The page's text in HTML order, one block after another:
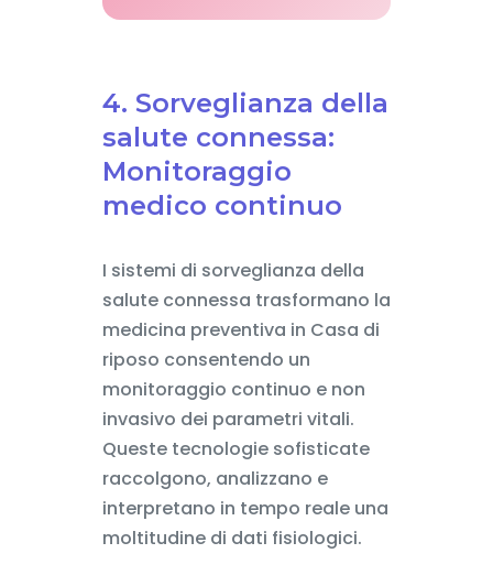
4. Sorveglianza della
salute connessa:
Monitoraggio
medico continuo
I sistemi di sorveglianza della
salute connessa trasformano la
medicina preventiva in Casa di
riposo consentendo un
monitoraggio continuo e non
invasivo dei parametri vitali.
Queste tecnologie sofisticate
raccolgono, analizzano e
interpretano in tempo reale una
moltitudine di dati fisiologici.